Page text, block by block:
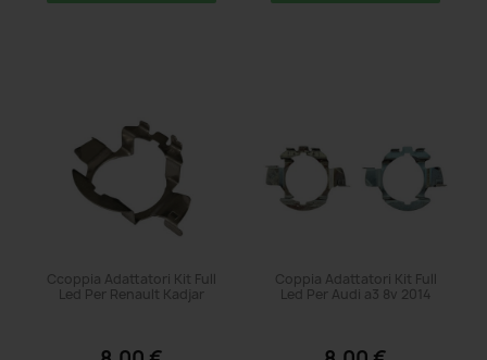
Ccoppia Adattatori Kit Full
Led Per Renault Kadjar
Coppia Adattatori Kit Full
Led Per Audi a3 8v 2014